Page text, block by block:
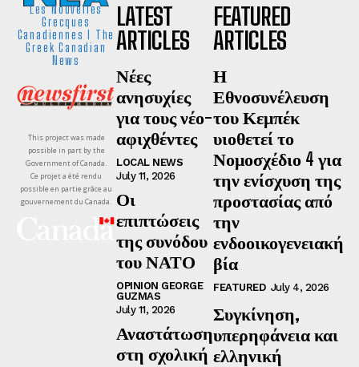
Les Nouvelles
Grecques
Canadiennes I The
Greek Canadian
News
This project was made
possible in part by the
Government of Canada.
Ce projet a été rendu
possible en partie grâce au
gouvernement du Canada.
LATEST
ARTICLES
Νέες
ανησυχίες
για τους νέο-
αφιχθέντες
LOCAL NEWS
July 11, 2026
Οι
επιπτώσεις
της συνόδου
του ΝΑΤΟ
OPINION GEORGE
GUZMAS
July 11, 2026
Αναστάτωση
στη σχολική
FEATURED
ARTICLES
Η
Εθνοσυνέλευση
του Κεμπέκ
υιοθετεί το
Νομοσχέδιο 4 για
την ενίσχυση της
προστασίας από
την
ενδοοικογενειακή
βία
FEATURED July 4, 2026
Συγκίνηση,
υπερηφάνεια και
ελληνική